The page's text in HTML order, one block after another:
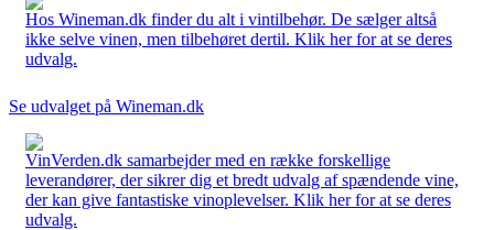
Hos Wineman.dk finder du alt i vintilbehør. De sælger altså
ikke selve vinen, men tilbehøret dertil. Klik her for at se deres
udvalg.
Se udvalget på Wineman.dk
VinVerden.dk samarbejder med en række forskellige
leverandører, der sikrer dig et bredt udvalg af spændende vine,
der kan give fantastiske vinoplevelser. Klik her for at se deres
udvalg.